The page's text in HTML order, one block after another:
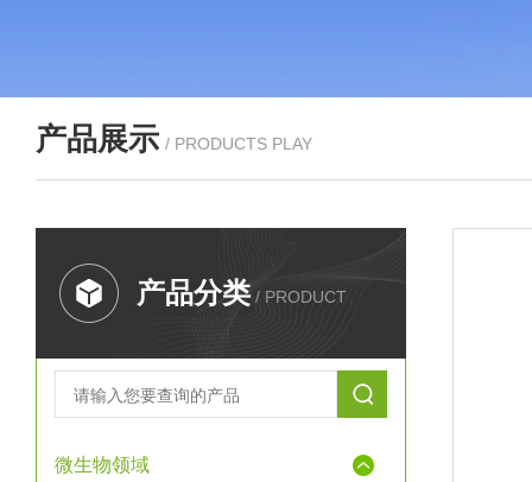
产品展示 / PRODUCTS PLAY
产品分类 / PRODUCT
微生物领域